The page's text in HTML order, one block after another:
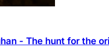
- The hunt for the